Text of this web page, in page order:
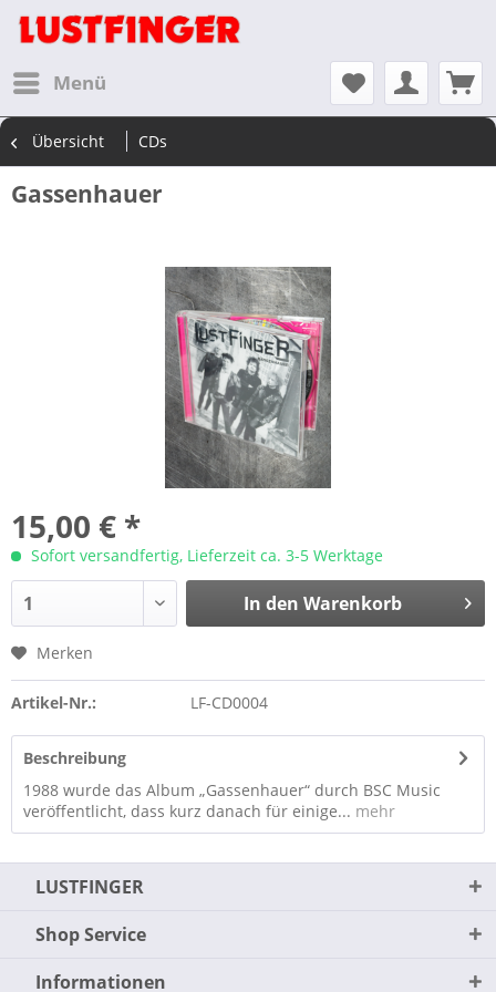
Menü
Übersicht CDs
Gassenhauer
15,00 € *
Sofort versandfertig, Lieferzeit ca. 3-5 Werktage
In den Warenkorb
Merken
Artikel-Nr.: LF-CD0004
Beschreibung
1988 wurde das Album „Gassenhauer“ durch BSC Music
veröffentlicht, dass kurz danach für einige... mehr
LUSTFINGER
Shop Service
Informationen